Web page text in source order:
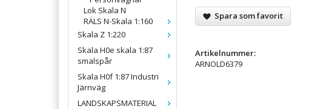
Lok Skala N
RÄLS N-Skala 1:160
Skala Z 1:220
Skala H0e skala 1:87
smalspår
Skala H0f 1:87 Industri
Järnväg
LANDSKAPSMATERIAL
Spara som favorit
Artikelnummer:
ARNOLD6379